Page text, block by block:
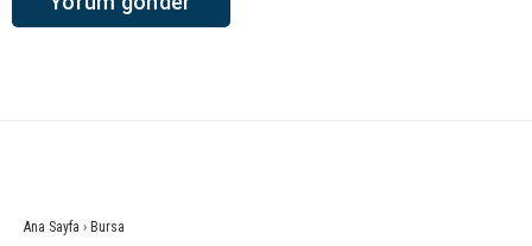
Ana Sayfa › Bursa